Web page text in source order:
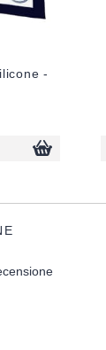
-